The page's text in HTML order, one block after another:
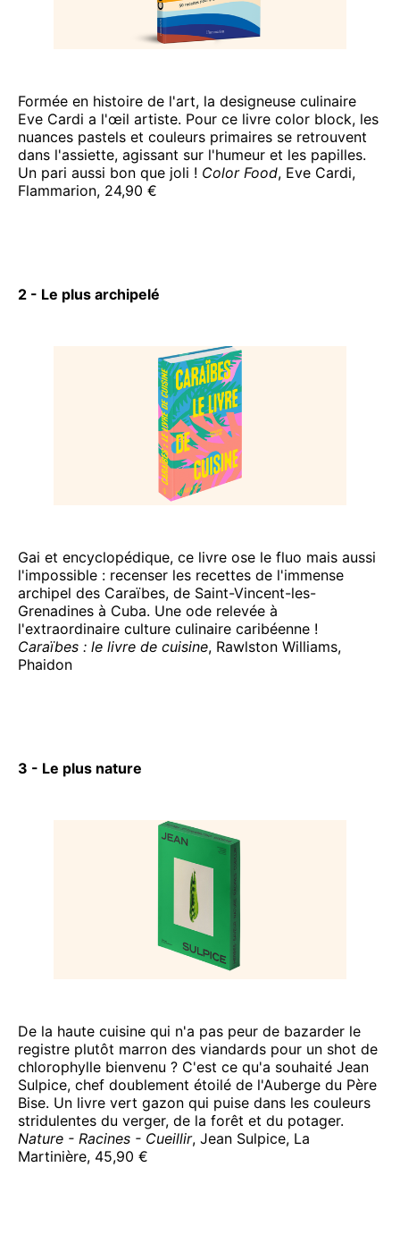
Formée en histoire de l'art, la designeuse culinaire
Eve Cardi a l'œil artiste. Pour ce livre color block, les
nuances pastels et couleurs primaires se retrouvent
dans l'assiette, agissant sur l'humeur et les papilles.
Un pari aussi bon que joli ! Color Food, Eve Cardi,
Flammarion, 24,90 €
2 - Le plus archipelé
Gai et encyclopédique, ce livre ose le fluo mais aussi
l'impossible : recenser les recettes de l'immense
archipel des Caraïbes, de Saint-Vincent-les-
Grenadines à Cuba. Une ode relevée à
l'extraordinaire culture culinaire caribéenne !
Caraïbes : le livre de cuisine, Rawlston Williams,
Phaidon
3 - Le plus nature
De la haute cuisine qui n'a pas peur de bazarder le
registre plutôt marron des viandards pour un shot de
chlorophylle bienvenu ? C'est ce qu'a souhaité Jean
Sulpice, chef doublement étoilé de l'Auberge du Père
Bise. Un livre vert gazon qui puise dans les couleurs
stridulentes du verger, de la forêt et du potager.
Nature - Racines - Cueillir, Jean Sulpice, La
Martinière, 45,90 €